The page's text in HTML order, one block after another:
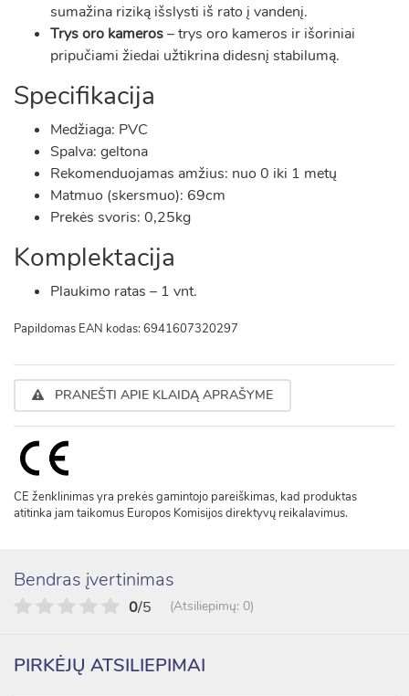
sumažina riziką išslysti iš rato į vandenį.
Trys oro kameros– trys oro kameros ir išoriniai
pripučiami žiedai užtikrina didesnį stabilumą.
Specifikacija
Medžiaga: PVC
Spalva: geltona
Rekomenduojamas amžius: nuo 0 iki 1 metų
Matmuo (skersmuo): 69cm
Prekės svoris: 0,25kg
Komplektacija
Plaukimo ratas – 1 vnt.
Papildomas EAN kodas: 6941607320297
PRANEŠTI APIE KLAIDĄ APRAŠYME
CE ženklinimas yra prekės gamintojo pareiškimas, kad produktas
atitinka jam taikomus Europos Komisijos direktyvų reikalavimus.
Bendras įvertinimas
0/5 (Atsiliepimų: 0)
PIRKĖJŲ ATSILIEPIMAI